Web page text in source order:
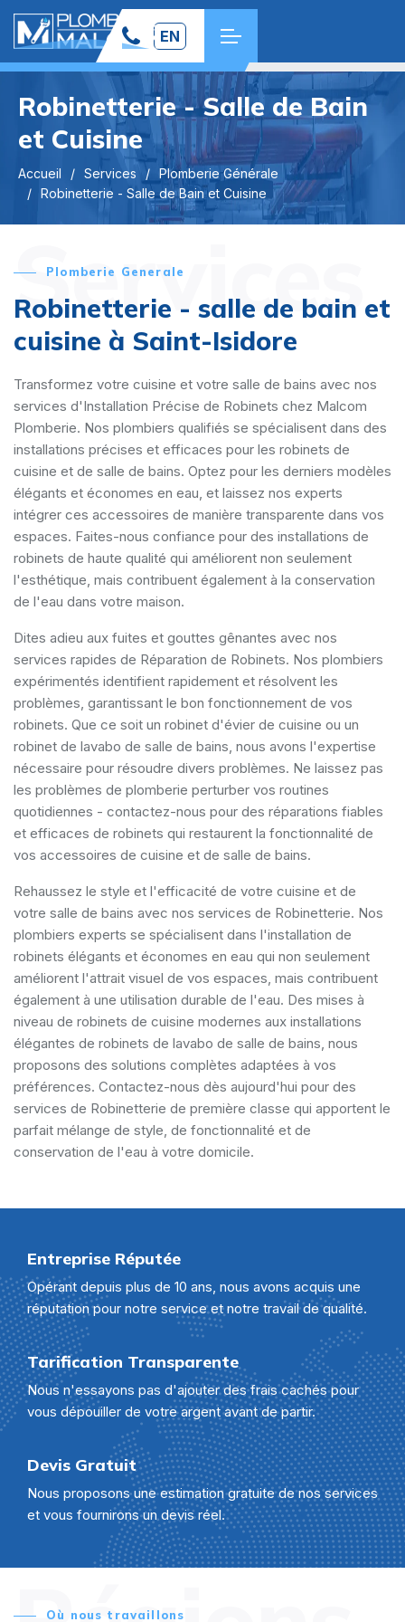
EN
Robinetterie - Salle de Bain
et Cuisine
Accueil Services
Plomberie Générale
Robinetterie - Salle de Bain et Cuisine
Services
Plomberie Generale
Robinetterie - salle de bain et
cuisine à Saint-Isidore
Transformez votre cuisine et votre salle de bains avec nos
services d'Installation Précise de Robinets chez Malcom
Plomberie. Nos plombiers qualifiés se spécialisent dans des
installations précises et efficaces pour les robinets de
cuisine et de salle de bains. Optez pour les derniers modèles
élégants et économes en eau, et laissez nos experts
intégrer ces accessoires de manière transparente dans vos
espaces. Faites-nous confiance pour des installations de
robinets de haute qualité qui améliorent non seulement
l'esthétique, mais contribuent également à la conservation
de l'eau dans votre maison.
Dites adieu aux fuites et gouttes gênantes avec nos
services rapides de Réparation de Robinets. Nos plombiers
expérimentés identifient rapidement et résolvent les
problèmes, garantissant le bon fonctionnement de vos
robinets. Que ce soit un robinet d'évier de cuisine ou un
robinet de lavabo de salle de bains, nous avons l'expertise
nécessaire pour résoudre divers problèmes. Ne laissez pas
les problèmes de plomberie perturber vos routines
quotidiennes - contactez-nous pour des réparations fiables
et efficaces de robinets qui restaurent la fonctionnalité de
vos accessoires de cuisine et de salle de bains.
Rehaussez le style et l'efficacité de votre cuisine et de
votre salle de bains avec nos services de Robinetterie. Nos
plombiers experts se spécialisent dans l'installation de
robinets élégants et économes en eau qui non seulement
améliorent l'attrait visuel de vos espaces, mais contribuent
également à une utilisation durable de l'eau. Des mises à
niveau de robinets de cuisine modernes aux installations
élégantes de robinets de lavabo de salle de bains, nous
proposons des solutions complètes adaptées à vos
préférences. Contactez-nous dès aujourd'hui pour des
services de Robinetterie de première classe qui apportent le
parfait mélange de style, de fonctionnalité et de
conservation de l'eau à votre domicile.
Entreprise Réputée
Opérant depuis plus de 10 ans, nous avons acquis une
réputation pour notre service et notre travail de qualité.
Tarification Transparente
Nous n'essayons pas d'ajouter des frais cachés pour
vous dépouiller de votre argent avant de partir.
Devis Gratuit
Nous proposons une estimation gratuite de nos services
et vous fournirons un devis réel.
Où nous travaillons